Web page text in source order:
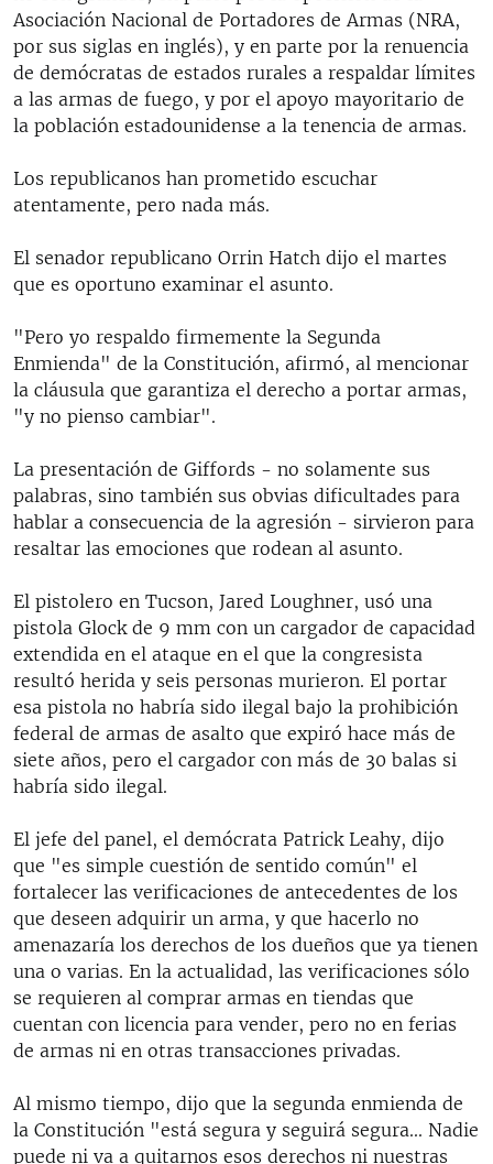
Asociación Nacional de Portadores de Armas (NRA,
por sus siglas en inglés), y en parte por la renuencia
de demócratas de estados rurales a respaldar límites
a las armas de fuego, y por el apoyo mayoritario de
la población estadounidense a la tenencia de armas.
Los republicanos han prometido escuchar
atentamente, pero nada más.
El senador republicano Orrin Hatch dijo el martes
que es oportuno examinar el asunto.
"Pero yo respaldo firmemente la Segunda
Enmienda" de la Constitución, afirmó, al mencionar
la cláusula que garantiza el derecho a portar armas,
"y no pienso cambiar".
La presentación de Giffords - no solamente sus
palabras, sino también sus obvias dificultades para
hablar a consecuencia de la agresión - sirvieron para
resaltar las emociones que rodean al asunto.
El pistolero en Tucson, Jared Loughner, usó una
pistola Glock de 9 mm con un cargador de capacidad
extendida en el ataque en el que la congresista
resultó herida y seis personas murieron. El portar
esa pistola no habría sido ilegal bajo la prohibición
federal de armas de asalto que expiró hace más de
siete años, pero el cargador con más de 30 balas si
habría sido ilegal.
El jefe del panel, el demócrata Patrick Leahy, dijo
que "es simple cuestión de sentido común" el
fortalecer las verificaciones de antecedentes de los
que deseen adquirir un arma, y que hacerlo no
amenazaría los derechos de los dueños que ya tienen
una o varias. En la actualidad, las verificaciones sólo
se requieren al comprar armas en tiendas que
cuentan con licencia para vender, pero no en ferias
de armas ni en otras transacciones privadas.
Al mismo tiempo, dijo que la segunda enmienda de
la Constitución "está segura y seguirá segura... Nadie
puede ni va a quitarnos esos derechos ni nuestras